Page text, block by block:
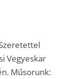
Vegyeskar
Műsorunk: